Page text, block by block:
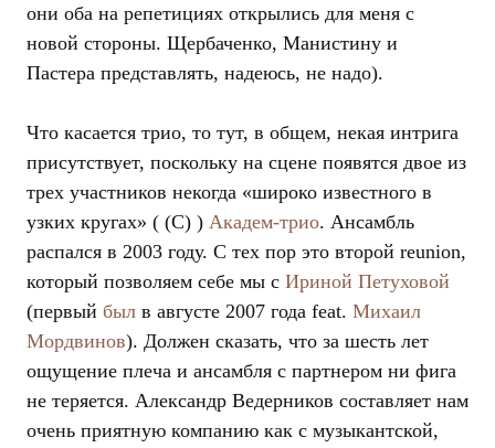
они оба на репетициях открылись для меня с
новой стороны. Щербаченко, Манистину и
Пастера представлять, надеюсь, не надо).
Что касается трио, то тут, в общем, некая интрига
присутствует, поскольку на сцене появятся двое из
трех участников некогда «широко известного в
узких кругах» ( (С) ) Академ-трио. Ансамбль
распался в 2003 году. С тех пор это второй reunion,
который позволяем себе мы с Ириной Петуховой
(первый был в августе 2007 года feat. Михаил
Мордвинов). Должен сказать, что за шесть лет
ощущение плеча и ансамбля с партнером ни фига
не теряется. Александр Ведерников составляет нам
очень приятную компанию как с музыкантской,